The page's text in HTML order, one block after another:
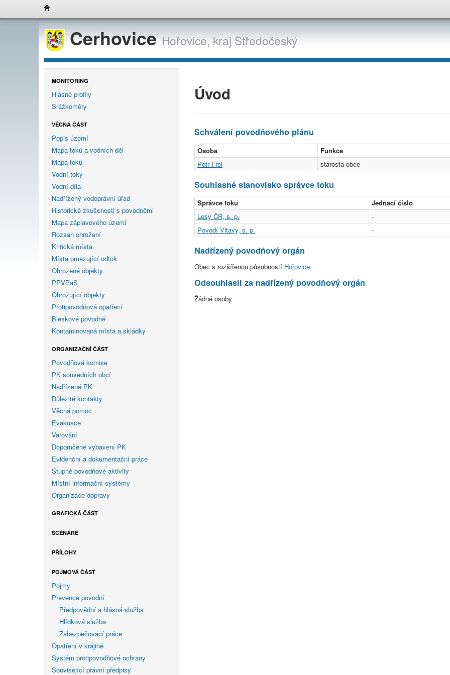
CerhoviceHořovice,krajStředočeský
MONITORING
Hlásné profily
Srážkoměry
VĚCNÁ ČÁST
Popis území
Mapa toků a vodních děl
Mapa toků
Vodní toky
Vodní díla
Nadřízený vodoprávní úřad
Historické zkušenosti s povodněmi
Mapa záplavového území
Rozsah ohrožení
Kritická místa
Místa omezující odtok
Ohrožené objekty
PPVPaS
Ohrožující objekty
Protipovodňová opatření
Bleskové povodně
Kontaminovaná místa a skládky
ORGANIZAČNÍ ČÁST
Povodňová komise
PK sousedních obcí
Nadřízené PK
Důležité kontakty
Věcná pomoc
Evakuace
Varování
Doporučené vybavení PK
Evidenční a dokumentační práce
Stupně povodňové aktivity
Místní informační systémy
Organizace dopravy
GRAFICKÁ ČÁST
SCÉNÁŘE
PŘÍLOHY
POJMOVÁ ČÁST
Pojmy
Prevence povodní
Předpovědní a hlásná služba
Hlídková služba
Zabezpečovací práce
Opatření v krajině
Systém protipovodňové ochrany
Související právní předpisy
Úvod
Schválení povodňového plánu
Osoba
Funkce
Petr Frei
starosta obce
Souhlasné stanovisko správce toku
Správce toku
Jednací číslo
Lesy ČR, s. p.
-
Povodí Vltavy, s. p.
-
Nadřízený povodňový orgán
Obec s rozšířenou působností Hořovice
Odsouhlasil za nadřízený povodňový orgán
Žádné osoby